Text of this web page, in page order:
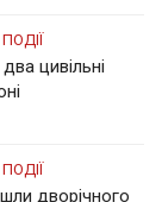
ПОДІЇ
цивільні
ПОДІЇ
дворічного